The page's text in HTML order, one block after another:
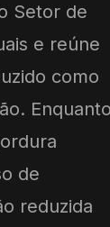
Setor de
e reúne
como
de
reduzida